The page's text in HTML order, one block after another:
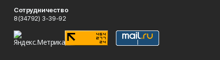
Сотрудничество
8(34792) 3-39-92